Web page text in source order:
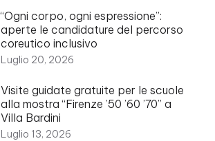
“Ogni corpo, ogni espressione”:
aperte le candidature del percorso
coreutico inclusivo
Luglio 20, 2026
Visite guidate gratuite per le scuole
alla mostra “Firenze ’50 ’60 ’70” a
Villa Bardini
Luglio 13, 2026